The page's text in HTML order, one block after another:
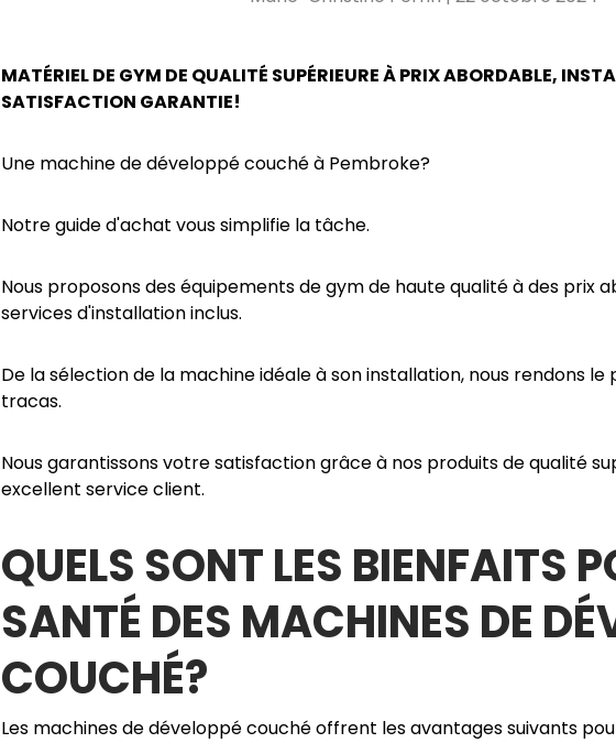
MATÉRIEL DE GYM DE QUALITÉ SUPÉRIEURE À PRIX ABORDABLE,
SATISFACTION GARANTIE!
Une machine de développé couché à Pembroke?
Notre guide d'achat vous simplifie la tâche.
Nous proposons des équipements de gym de haute qualité à des prix
services d'installation inclus.
De la sélection de la machine idéale à son installation, nous rendons le
tracas.
Nous garantissons votre satisfaction grâce à nos produits de qualité
excellent service client.
QUELS SONT LES BIENFAITS
SANTÉ DES MACHINES DE
COUCHÉ?
Les machines de développé couché offrent les avantages suivants